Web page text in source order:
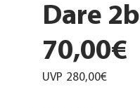
Dare 2b
70,00€
UVP 280,00€